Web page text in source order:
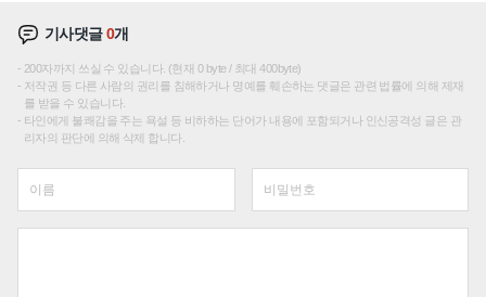
기사댓글0개
200자까지 쓰실 수 있습니다. (현재 0 byte / 최대 400byte)
저작권 등 다른 사람의 권리를 침해하거나 명예를 훼손하는 댓글은 관련 법률에 의해 제재
를 받을 수 있습니다.
타인에게 불쾌감을 주는 욕설 등 비하하는 단어가 내용에 포함되거나 인신공격성 글은 관
리자의 판단에 의해 삭제 합니다.